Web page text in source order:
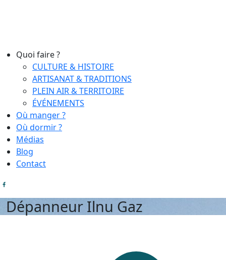
Quoi faire ?
CULTURE & HISTOIRE
ARTISANAT & TRADITIONS
PLEIN AIR & TERRITOIRE
ÉVÉNEMENTS
Où manger ?
Où dormir ?
Médias
Blog
Contact
Dépanneur Ilnu Gaz